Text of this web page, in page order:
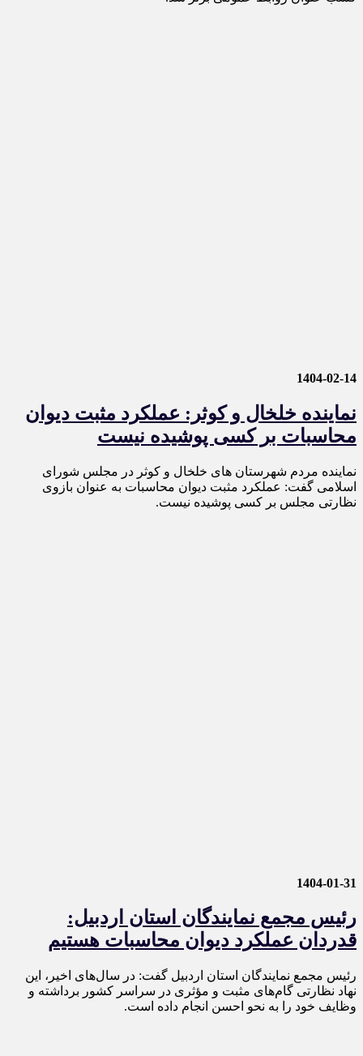
1404-02-14
نماینده خلخال و کوثر: عملکرد مثبت دیوان
محاسبات بر کسی پوشیده نیست
نماینده مردم شهرستان‌ های خلخال و کوثر در مجلس شورای
اسلامی گفت: عملکرد مثبت دیوان محاسبات به عنوان بازوی
نظارتی مجلس بر کسی پوشیده نیست.
1404-01-31
رئیس مجمع نمایندگان استان اردبیل:
قدردان عملکرد دیوان محاسبات هستیم
رئیس مجمع نمایندگان استان اردبیل گفت: در سال‌های اخیر، این
نهاد نظارتی گام‌های مثبت و مؤثری در سراسر کشور برداشته و
وظایف خود را به نحو احسن انجام داده است.